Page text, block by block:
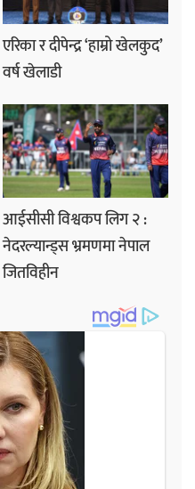
एरिका र दीपेन्द्र ‘हाम्रो खेलकुद’
वर्ष खेलाडी
आईसीसी विश्वकप लिग २ :
नेदरल्यान्ड्स भ्रमणमा नेपाल
जितविहीन